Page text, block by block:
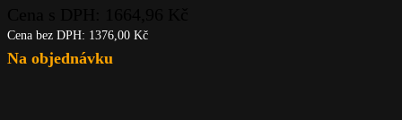
Cena bez DPH: 1376,00 Kč
Na objednávku